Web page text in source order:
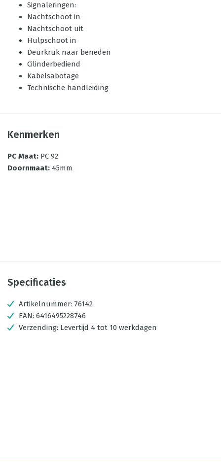
Signaleringen:
Nachtschoot in
Nachtschoot uit
Hulpschoot in
Deurkruk naar beneden
Cilinderbediend
Kabelsabotage
Technische handleiding
Kenmerken
PC Maat: PC 92
Doornmaat: 45mm
Specificaties
Artikelnummer: 76142
EAN: 6416495228746
Verzending: Levertijd 4 tot 10 werkdagen